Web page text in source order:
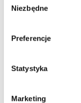
zgody
Niezbędne
Preferencje
Statystyka
Marketing